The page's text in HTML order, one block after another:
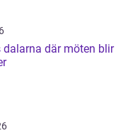
där möten blir